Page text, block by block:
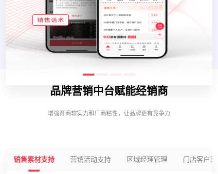
品牌营销中台赋能经销商
增强育商软实力和厂商粘性，让品牌更有竞争力
销售素材支持 营销活动支持 区域经理管理 门店客户